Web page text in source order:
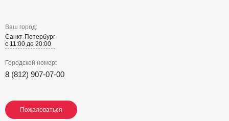
Ваш город:
Санкт-Петербург
с 11:00 до 20:00
Городской номер:
8 (812) 907-07-00
Пожаловаться
Пожаловаться
Пожаловаться